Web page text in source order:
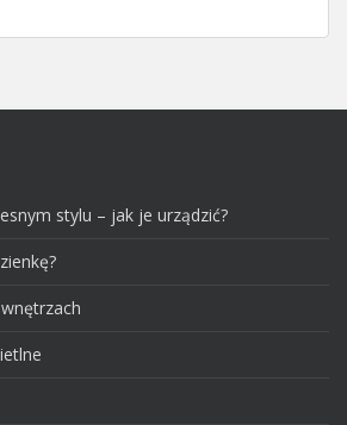
stylu – jak je urządzić?